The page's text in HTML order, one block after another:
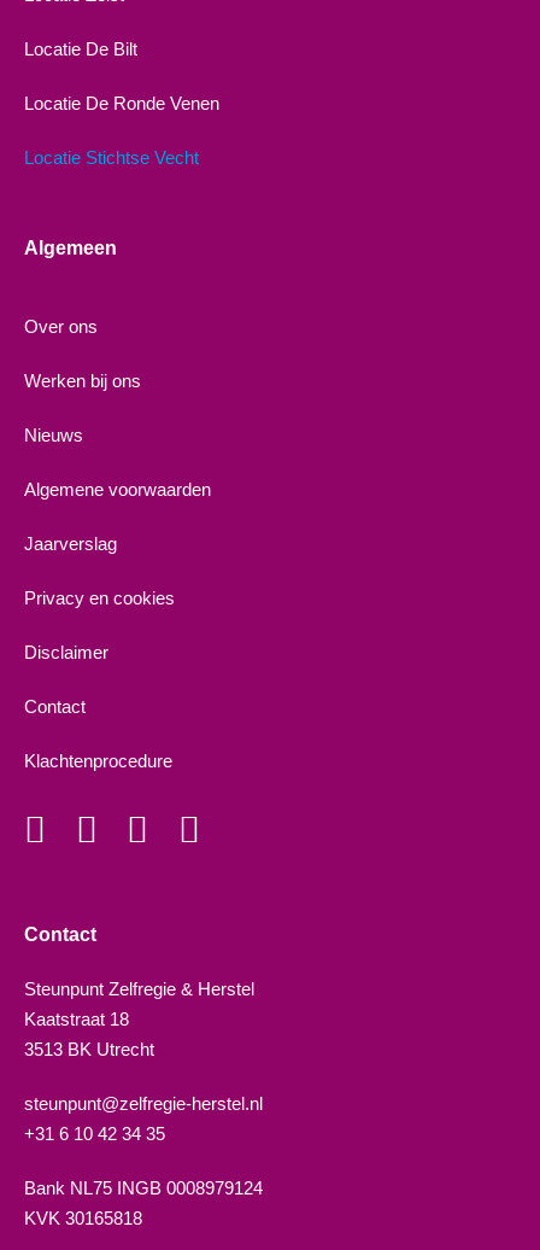
Locatie De Bilt
Locatie De Ronde Venen
Locatie Stichtse Vecht
Algemeen
Over ons
Werken bij ons
Nieuws
Algemene voorwaarden
Jaarverslag
Privacy en cookies
Disclaimer
Contact
Klachtenprocedure
Contact
Steunpunt Zelfregie & Herstel
Kaatstraat 18
3513 BK Utrecht
steunpunt@zelfregie-herstel.nl
+31 6 10 42 34 35
Bank NL75 INGB 0008979124
KVK 30165818